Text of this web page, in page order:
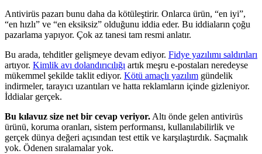
Antivirüs pazarı bunu daha da kötüleştirir. Onlarca ürün, “en iyi”,
“en hızlı” ve “en eksiksiz” olduğunu iddia eder. Bu iddiaların çoğu
pazarlama yapıyor. Çok az tanesi tam resmi anlatır.
Bu arada, tehditler gelişmeye devam ediyor. Fidye yazılımı saldırıları
artıyor. Kimlik avı dolandırıcılığı artık meşru e-postaları neredeyse
mükemmel şekilde taklit ediyor. Kötü amaçlı yazılım gündelik
indirmeler, tarayıcı uzantıları ve hatta reklamların içinde gizleniyor.
İddialar gerçek.
Bu kılavuz size net bir cevap veriyor. Altı önde gelen antivirüs
ürünü, koruma oranları, sistem performansı, kullanılabilirlik ve
gerçek dünya değeri açısından test ettik ve karşılaştırdık. Saçmalık
yok. Ödenen sıralamalar yok.